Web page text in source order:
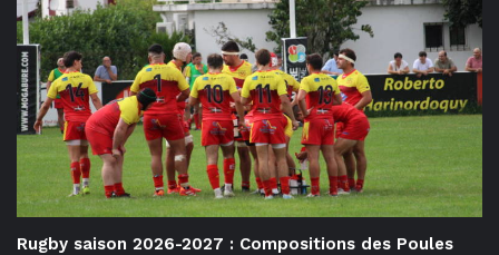
Rugby saison 2026-2027 : Compositions des Poules